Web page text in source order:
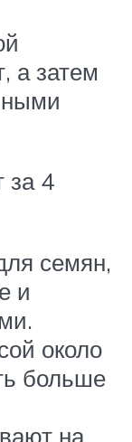
а затем
за 4
семян,
и
около
больше
на